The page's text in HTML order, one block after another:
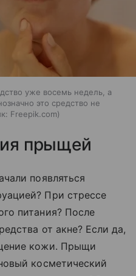
уже восемь недель, а
это средство не
Freepik.com
прыщей
появляться
При стрессе
питания? После
от акне? Если да,
кожи. Прыщи
косметический